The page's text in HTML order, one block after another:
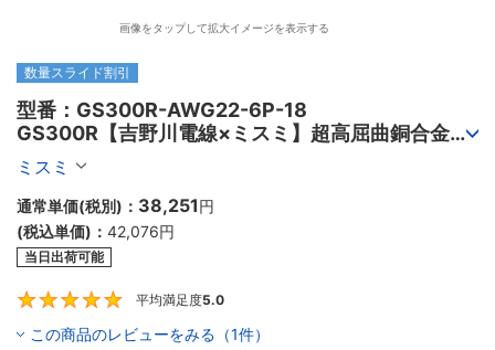
画像をタップして拡大イメージを表示する
数量スライド割引
型番：GS300R-AWG22-6P-18
GS300R【吉野川電線×ミスミ】超高屈曲銅合金ロ
ボットケーブル（シールド無・有）
ミスミ
通常単価(税別)： 38,251円
(税込単価)： 42,076円
当日出荷可能
平均満足度5.0
この商品のレビューをみる（1件）